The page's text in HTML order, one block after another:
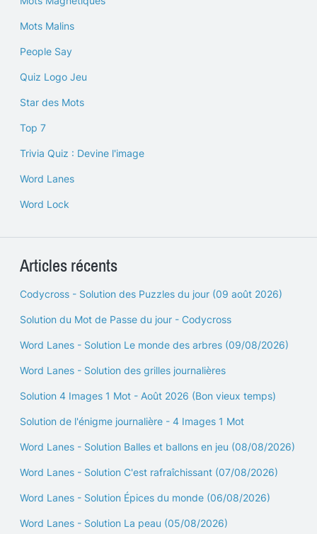
Mots Malins
People Say
Quiz Logo Jeu
Star des Mots
Top 7
Trivia Quiz : Devine l'image
Word Lanes
Word Lock
Articles récents
Codycross - Solution des Puzzles du jour (09 août 2026)
Solution du Mot de Passe du jour - Codycross
Word Lanes - Solution Le monde des arbres (09/08/2026)
Word Lanes - Solution des grilles journalières
Solution 4 Images 1 Mot - Août 2026 (Bon vieux temps)
Solution de l'énigme journalière - 4 Images 1 Mot
Word Lanes - Solution Balles et ballons en jeu (08/08/2026)
Word Lanes - Solution C'est rafraîchissant (07/08/2026)
Word Lanes - Solution Épices du monde (06/08/2026)
Word Lanes - Solution La peau (05/08/2026)